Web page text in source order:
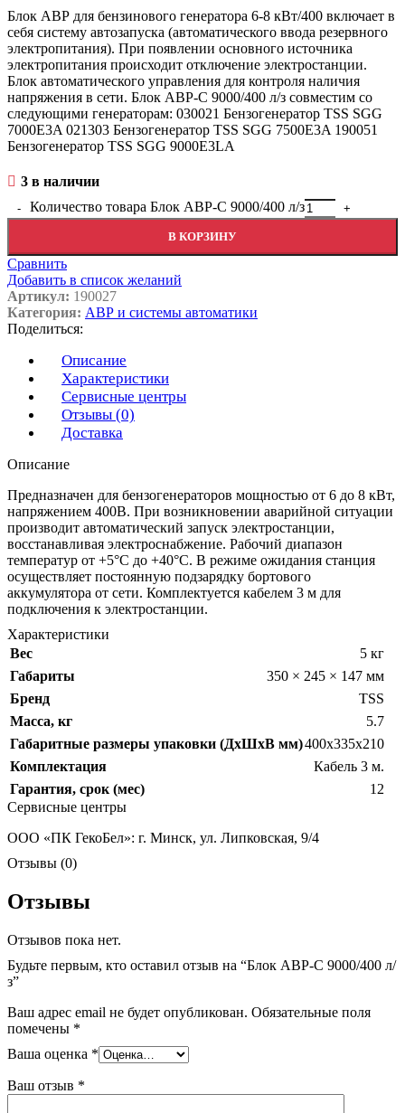
Блок АВР для бензинового генератора 6-8 кВт/400 включает в
себя систему автозапуска (автоматического ввода резервного
электропитания). При появлении основного источника
электропитания происходит отключение электростанции.
Блок автоматического управления для контроля наличия
напряжения в сети. Блок АВР-С 9000/400 л/з совместим со
следующими генераторам: 030021 Бензогенератор TSS SGG
7000E3A 021303 Бензогенератор TSS SGG 7500Е3A 190051
Бензогенератор TSS SGG 9000E3LA
3 в наличии
Количество товара Блок АВР-С 9000/400 л/з
В КОРЗИНУ
Сравнить
Добавить в список желаний
Артикул: 190027
Категория: АВР и системы автоматики
Поделиться:
Описание
Характеристики
Сервисные центры
Отзывы (0)
Доставка
Описание
Предназначен для бензогенераторов мощностью от 6 до 8 кВт,
напряжением 400В. При возникновении аварийной ситуации
производит автоматический запуск электростанции,
восстанавливая электроснабжение. Рабочий диапазон
температур от +5°C до +40°C. В режиме ожидания станция
осуществляет постоянную подзарядку бортового
аккумулятора от сети. Комплектуется кабелем 3 м для
подключения к электростанции.
Характеристики
Вес
5 кг
Габариты
350 × 245 × 147 мм
Бренд
TSS
Масса, кг
5.7
Габаритные размеры упаковки (ДхШхВ мм)400х335х210
Комплектация
Кабель 3 м.
Гарантия, срок (мес)
12
Сервисные центры
ООО «ПК ГекоБел»: г. Минск, ул. Липковская, 9/4
Отзывы (0)
Отзывы
Отзывов пока нет.
Будьте первым, кто оставил отзыв на “Блок АВР-С 9000/400 л/
з”
Ваш адрес email не будет опубликован. Обязательные поля
помечены *
Ваша оценка *
Ваш отзыв *